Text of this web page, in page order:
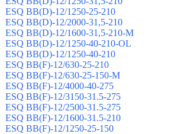
ESQ ВВ(D)-12/1250-25-210
ESQ BB(D)-12/2000-31,5-210
ESQ BB(D)-12/1600-31,5-210-М
ESQ BB(D)-12/1250-40-210-OL
ESQ BB(D)-12/1250-40-210
ESQ ВВ(F)-12/630-25-210
ESQ ВВ(F)-12/630-25-150-М
ESQ ВВ(F)-12/4000-40-275
ESQ ВВ(F)-12/3150-31.5-275
ESQ ВВ(F)-12/2500-31.5-275
ESQ ВВ(F)-12/1600-31.5-210
ESQ ВВ(F)-12/1250-25-150